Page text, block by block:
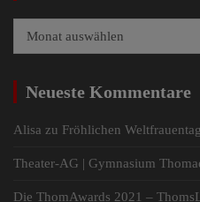
Neueste Kommentare
Alisa zu Fröhlichen
Theater-AG | Gymnasium
Die ThomAwards 2021 –